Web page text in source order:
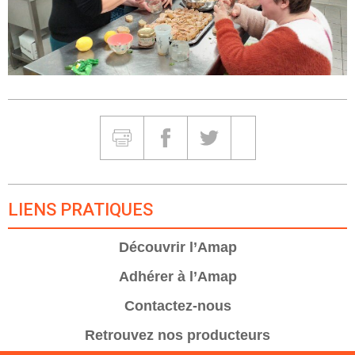
ImprimerPartager sur Facebook
Partager sur Twitter
LIENS PRATIQUES
Découvrir l’Amap
Adhérer à l’Amap
Contactez-nous
Retrouvez nos producteurs